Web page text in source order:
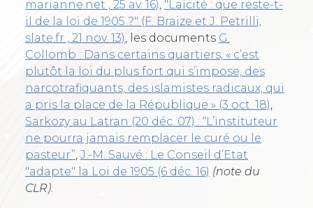
marianne.net , 25 av. 16) "Laïcité : que reste-t-
il de la loi de 1905 ?" (F. Braize et J. Petrilli,
slate.fr , 21 nov. 13)
, les documents G.
Collomb : Dans certains quartiers, « c’est
plutôt la loi du plus fort qui s’impose, des
narcotrafiquants, des islamistes radicaux, qui
a pris la place de la République » (3 oct. 18)
Sarkozy au Latran (20 déc. 07) : “L’instituteur
ne pourra jamais remplacer le curé ou le
pasteur” J.-M. Sauvé : Le Conseil d’Etat
"adapte" la Loi de 1905 (6 déc. 16) (note du
CLR)